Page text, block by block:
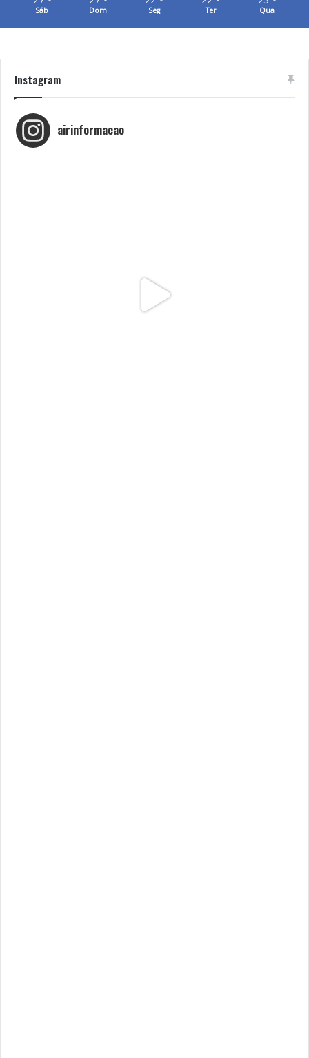
Imaginarius - Festival de Artes Performativas em Espaço Público
Sáb Dom Seg Ter Qua
Instagram
airinformacao